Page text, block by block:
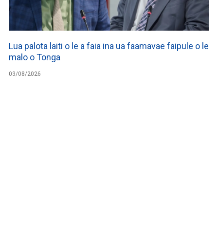
Lua palota laiti o le a faia ina ua faamavae faipule o le
malo o Tonga
03/08/2026